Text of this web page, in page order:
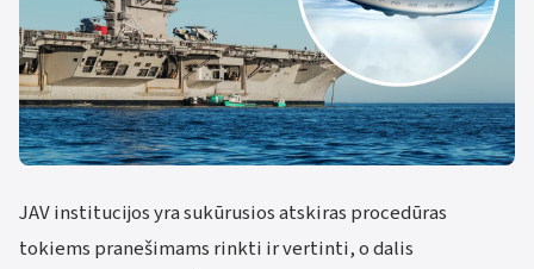
JAV institucijos yra sukūrusios atskiras procedūras
tokiems pranešimams rinkti ir vertinti, o dalis